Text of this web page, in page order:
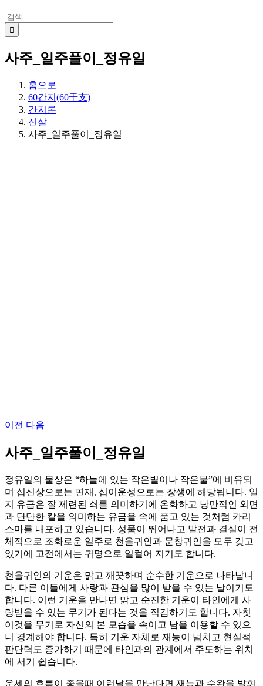
검
색:
사주_일주풀이_정유일
홈으로
60간지(60干支)
간지론
신살
사주_일주풀이_정유일
이전 다음
사주_일주풀이_정유일
정유일의 물상은 “하늘에 있는 작은별이나 작은불”에 비유되
며 십신상으로는 편재, 십이운성으로는 장생에 해당됩니다. 일
지 유금은 잘 제련된 쇠를 의미하기에 온화하고 낭만적인 외면
과 단단한 칼을 의미하는 유금을 속에 품고 있는 것처럼 카리
스마를 내포하고 있습니다. 성품이 뛰어나고 발전과 결실이 전
체적으로 조화로운 일주로 천을귀인과 문창귀인을 모두 갖고
있기에 고전에서는 귀명으로 일컬어 지기도 합니다.
천을귀인의 기운은 맑고 깨끗하며 순수한 기운으로 나타납니
다. 다른 이들에게 사랑과 관심을 많이 받을 수 있는 날이기도
합니다. 이런 기운을 만나면 맑고 순진한 기운이 타인에게 사
랑받을 수 있는 무기가 된다는 것을 직감하기도 합니다. 자칫
이것을 무기로 자신의 본 모습을 속이고 남을 이용할 수 있으
니 경계해야 합니다. 특히 기운 자체로 재능이 넘치고 현실적
판단력도 증가하기 때문에 타인과의 관계에서 주도하는 위치
에 서기 쉽습니다.
운세의 흐름이 좋을때 이런날을 만난다면 재능과 수완을 발휘